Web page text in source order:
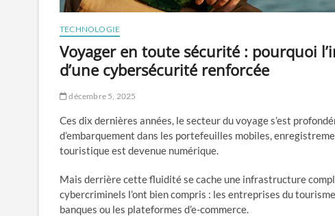
TECHNOLOGIE
Voyager en toute sécurité : pourquoi
d’une cybersécurité renforcée
décembre 5, 2025
Ces dix dernières années, le secteur du voyage s’est
d’embarquement dans les portefeuilles mobiles,
touristique est devenue numérique.
Mais derrière cette fluidité se cache une infrastructure
cybercriminels l’ont bien compris : les entreprises du
banques ou les plateformes d’e-commerce.